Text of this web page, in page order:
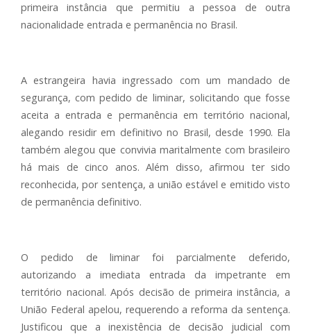
primeira instância que permitiu a pessoa de outra
nacionalidade entrada e permanência no Brasil.
A estrangeira havia ingressado com um mandado de
segurança, com pedido de liminar, solicitando que fosse
aceita a entrada e permanência em território nacional,
alegando residir em definitivo no Brasil, desde 1990. Ela
também alegou que convivia maritalmente com brasileiro
há mais de cinco anos. Além disso, afirmou ter sido
reconhecida, por sentença, a união estável e emitido visto
de permanência definitivo.
O pedido de liminar foi parcialmente deferido,
autorizando a imediata entrada da impetrante em
território nacional. Após decisão de primeira instância, a
União Federal apelou, requerendo a reforma da sentença.
Justificou que a inexistência de decisão judicial com